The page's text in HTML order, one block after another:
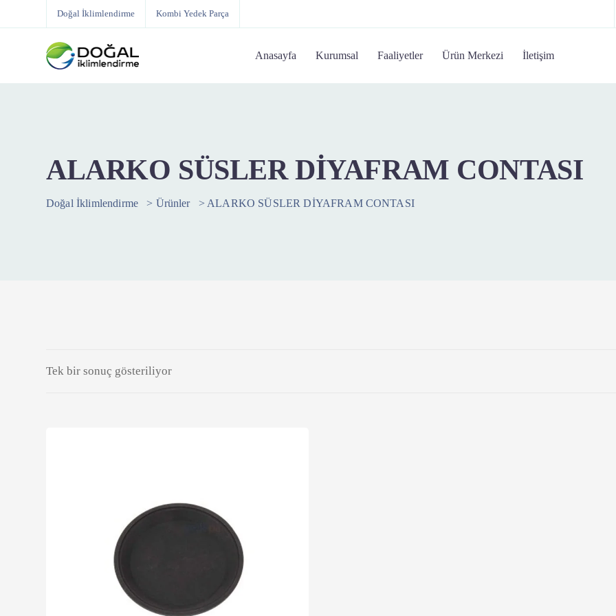
Doğal İklimlendirme Kombi Yedek Parça
Anasayfa Kurumsal Faaliyetler Ürün Merkezi İletişim
ALARKO SÜSLER DİYAFRAM CONTASI
Doğal İklimlendirme > Ürünler > ALARKO SÜSLER DİYAFRAM CONTASI
Tek bir sonuç gösteriliyor